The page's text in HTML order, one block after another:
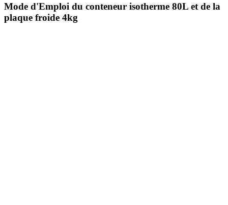
Mode d'Emploi du conteneur isotherme 80L et de la
plaque froide 4kg